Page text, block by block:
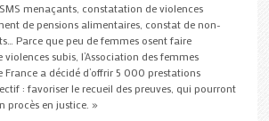
menaçants, constatation de violences
de pensions alimentaires, constat de non-
Parce que peu de femmes osent faire
subis, l’Association des femmes
France a décidé d’offrir 5 000 prestations
: favoriser le recueil des preuves, qui pourront
procès en justice. »